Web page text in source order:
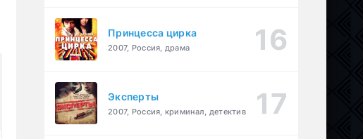
Принцесса цирка
2007, Россия, драма
Эксперты
2007, Россия, криминал, детектив